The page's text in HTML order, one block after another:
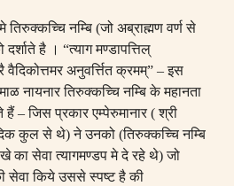
तिरुक्कच्चि नम्बि (जो अब्राह्मण वर्ण से
है । “त्याग मण्डापत्तिल्
अनुवर्त्तित क्रमम्” –इस
नायनार तिरुक्कच्चि नम्बि के महानता
हैं –जिस प्रकार एम्पेरुमानार (श्री
कुल से थे)ने उनको (तिरुक्कच्चिनम्बि
का सेवा त्यागमण्डप मे दे रहे थे)जो
सेवा किये उससे स्पष्ट है की